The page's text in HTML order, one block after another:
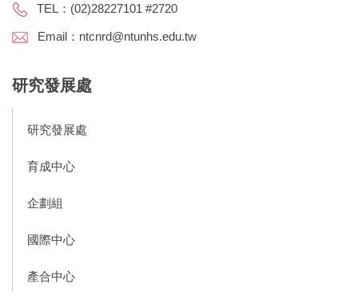
TEL：(02)28227101 #2720
Email：ntcnrd@ntunhs.edu.tw
研究發展處
研究發展處
育成中心
企劃組
國際中心
產合中心